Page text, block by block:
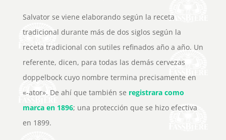
Salvator se viene elaborando según la receta
tradicional durante más de dos siglos según la
receta tradicional con sutiles refinados año a año. Un
referente, dicen, para todas las demás cervezas
doppelbock cuyo nombre termina precisamente en
«-ator». De ahí que también se registrara como
marca en 1896; una protección que se hizo efectiva
en 1899.